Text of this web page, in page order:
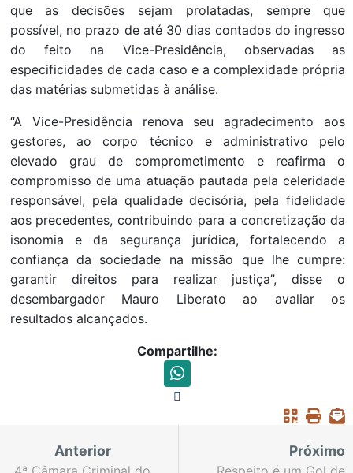
que as decisões sejam prolatadas, sempre que
possível, no prazo de até 30 dias contados do ingresso
do feito na Vice-Presidência, observadas as
especificidades de cada caso e a complexidade própria
das matérias submetidas à análise.
“A Vice-Presidência renova seu agradecimento aos
gestores, ao corpo técnico e administrativo pelo
elevado grau de comprometimento e reafirma o
compromisso de uma atuação pautada pela celeridade
responsável, pela qualidade decisória, pela fidelidade
aos precedentes, contribuindo para a concretização da
isonomia e da segurança jurídica, fortalecendo a
confiança da sociedade na missão que lhe cumpre:
garantir direitos para realizar justiça”, disse o
desembargador Mauro Liberato ao avaliar os
resultados alcançados.
Compartilhe:
Anterior Próximo